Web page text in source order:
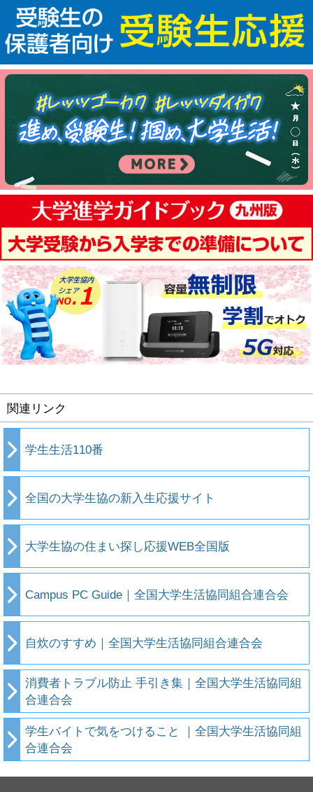
関連リンク
学生生活110番
全国の大学生協の新入生応援サイト
大学生協の住まい探し応援WEB全国版
Campus PC Guide｜全国大学生活協同組合連合会
自炊のすすめ｜全国大学生活協同組合連合会
消費者トラブル防止 手引き集｜全国大学生活協同組
合連合会
学生バイトで気をつけること ｜全国大学生活協同組
合連合会